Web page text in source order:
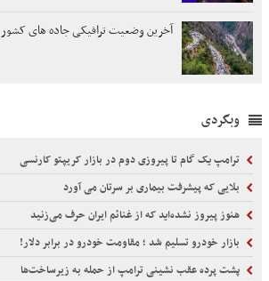
آخرین وضعیت ترافیکی جاده های کشور
وبگردی
ترامپ یک گام تا پیروزی دوم در بازار کریپتو کارنسی
بلایی که پیشرفت بیماری بر سرتان می آورد
هنوز پیروز نشده‌اید که از غنائم ایران حرف می‌زنید
بازار خودرو تسلیم شد ؛ مقاومت خودرو در برابر دلار!
پشت پرده عقب نشینی ترامپ از حمله به زیرساخت‌ها